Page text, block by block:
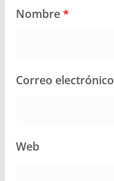
Nombre*
Correo electrónico
Web